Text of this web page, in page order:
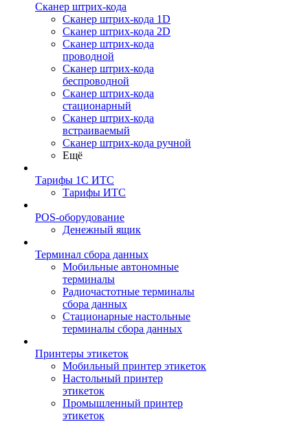
Сканер штрих-кода
Сканер штрих-кода 1D
Сканер штрих-кода 2D
Сканер штрих-кода
проводной
Сканер штрих-кода
беспроводной
Сканер штрих-кода
стационарный
Сканер штрих-кода
встраиваемый
Сканер штрих-кода ручной
Ещё
Тарифы 1С ИТС
Тарифы ИТС
POS-оборудование
Денежный ящик
Терминал сбора данных
Мобильные автономные
терминалы
Радиочастотные терминалы
сбора данных
Стационарные настольные
терминалы сбора данных
Принтеры этикеток
Мобильный принтер этикеток
Настольный принтер
этикеток
Промышленный принтер
этикеток